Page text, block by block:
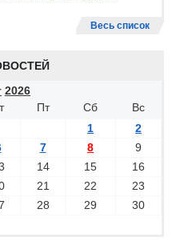
Весь список
2026
Пт Сб
Вс
1
2
7 8
9
14 15
16
21 22
23
28 29
30